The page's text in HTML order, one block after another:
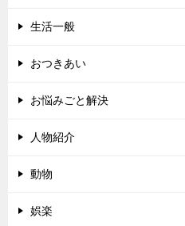
生活一般
おつきあい
お悩みごと解決
人物紹介
動物
娯楽